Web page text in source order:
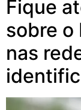
Fique
sobre o
nas